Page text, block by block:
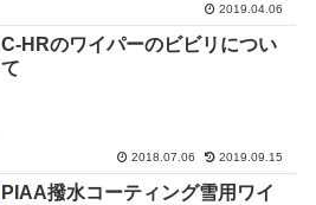
2019.04.06
C-HRのワイパーのビビリについ
て
2018.07.06 2019.09.15
PIAA撥水コーティング雪用ワイ